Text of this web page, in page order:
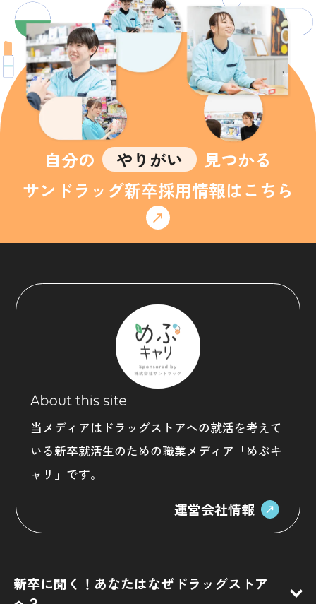
自分の やりがい
見つかる
サンドラッグ新卒採用情報はこちら
当メディアはドラッグストアへの就活を考えて
いる新卒就活生のための職業メディア「めぶキ
ャリ」です。
運営会社情報
新卒に聞く！あなたはなぜドラッグストア